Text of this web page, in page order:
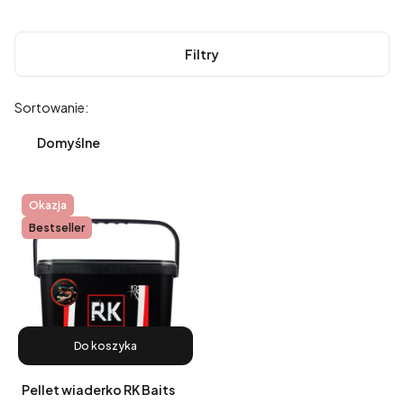
Filtry
Lista produktów
Sortowanie:
Domyślne
Okazja
Bestseller
Do koszyka
Pellet wiaderko RK Baits